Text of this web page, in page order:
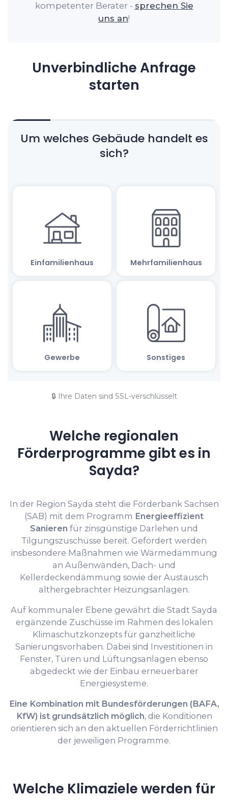
kompetenter Berater - sprechen Sie
uns an!
Unverbindliche Anfrage
starten
🔒 Ihre Daten sind SSL-verschlüsselt
Welche regionalen
Förderprogramme gibt es in
Sayda?
In der Region Sayda steht die Förderbank Sachsen
(SAB) mit dem Programm Energieeffizient
Sanieren für zinsgünstige Darlehen und
Tilgungszuschüsse bereit. Gefördert werden
insbesondere Maßnahmen wie Wärmedämmung
an Außenwänden, Dach- und
Kellerdeckendämmung sowie der Austausch
althergebrachter Heizungsanlagen.
Auf kommunaler Ebene gewährt die Stadt Sayda
ergänzende Zuschüsse im Rahmen des lokalen
Klimaschutzkonzepts für ganzheitliche
Sanierungsvorhaben. Dabei sind Investitionen in
Fenster, Türen und Lüftungsanlagen ebenso
abgedeckt wie der Einbau erneuerbarer
Energiesysteme.
Eine Kombination mit Bundesförderungen (BAFA,
KfW) ist grundsätzlich möglich, die Konditionen
orientieren sich an den aktuellen Förderrichtlinien
der jeweiligen Programme.
Welche Klimaziele werden für